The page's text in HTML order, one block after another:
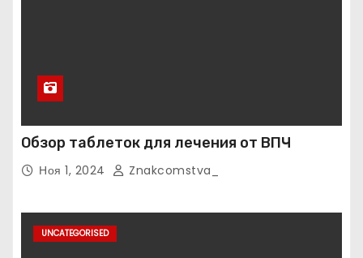
Обзор таблеток для лечения от ВПЧ
Ноя 1, 2024 Znakcomstva_
UNCATEGORISED